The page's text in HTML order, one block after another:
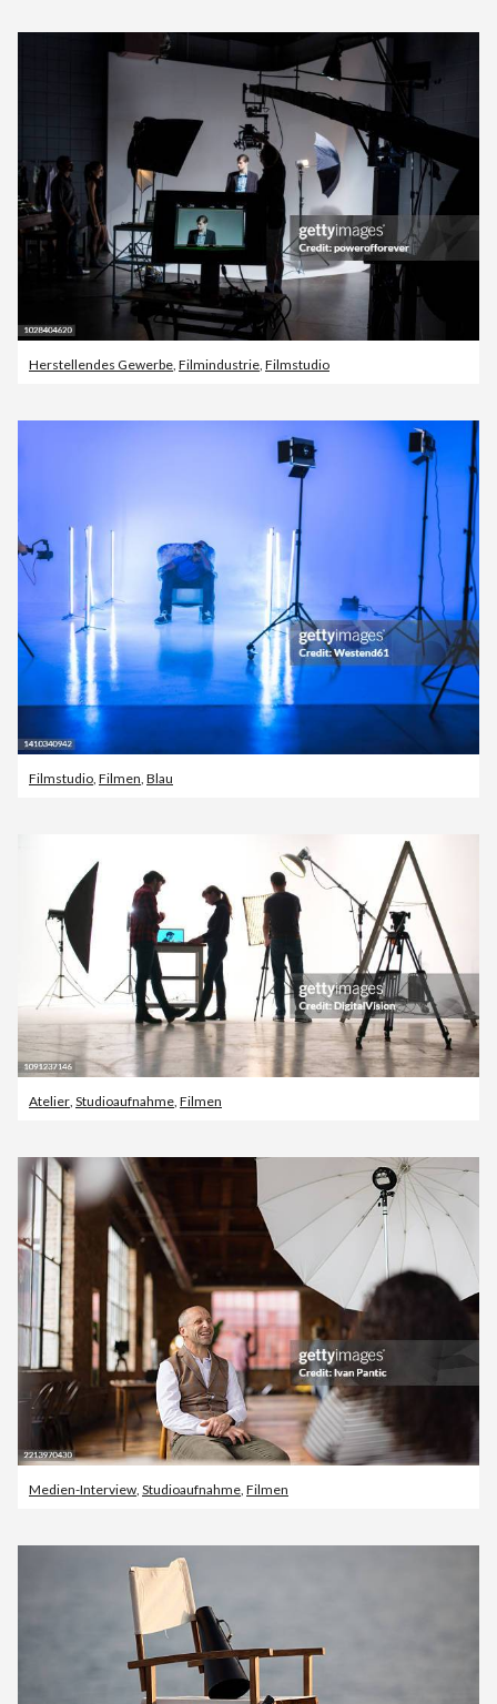
Herstellendes Gewerbe Filmindustrie Filmstudio
Filmstudio Filmen Blau
Atelier, Studioaufnahme, Filmen
Medien-Interview Studioaufnahme Filmen